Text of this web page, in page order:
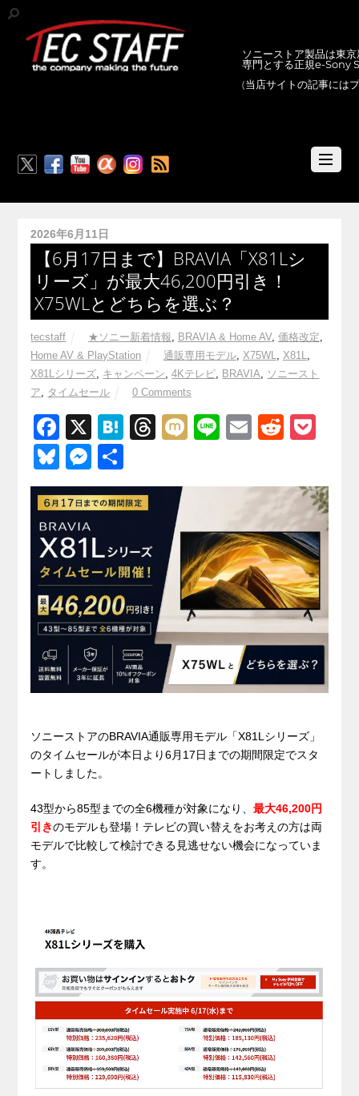
ソニーストア製品は東
専門とする正規e-Sony
(当店サイトの記事には
2026年6月11日
【6月17日まで】BRAVIA「X81Lシ
リーズ」が最大46,200円引き！
X75WLとどちらを選ぶ？
tecstaff ★ソニー新着情報, BRAVIA & Home AV, 価格改定,
Home AV & PlayStation
通販専用モデル, X75WL, X81L,
X81Lシリーズ, キャンペーン,4Kテレビ, BRAVIA, ソニースト
ア, タイムセール 0 Comments
F
a
c
e
b
o
o
k
X
H
e
n
T
e
s
M
Li
e
E
ail
R
d
di
t
ck
et
Bl
u
e
sk
y
M
e
ss
e
n
g
er
有
ソニーストアのBRAVIA通販専用モデル「X81Lシリーズ」
のタイムセールが本日より6月17日までの期間限定でスタ
ートしました。
43型から85型までの全6機種が対象になり、最大46,200円
引きのモデルも登場！テレビの買い替えをお考えの方は両
モデルで比較して検討できる見逃せない機会になっていま
す。